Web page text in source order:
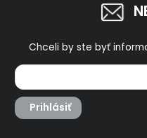
Chceli by ste byť
Prihlásiť